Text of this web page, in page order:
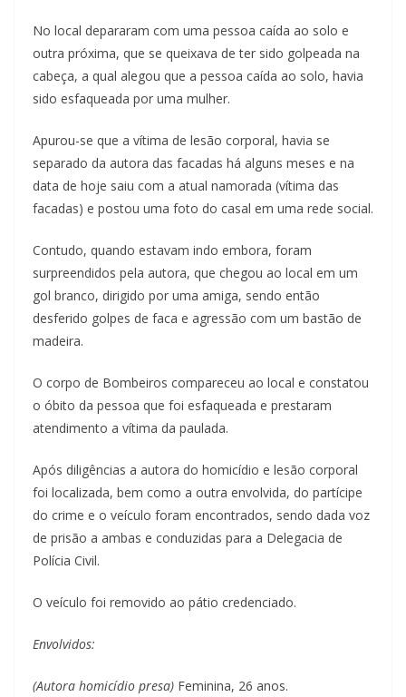
No local depararam com uma pessoa caída ao solo e
outra próxima, que se queixava de ter sido golpeada na
cabeça, a qual alegou que a pessoa caída ao solo, havia
sido esfaqueada por uma mulher.
Apurou-se que a vítima de lesão corporal, havia se
separado da autora das facadas há alguns meses e na
data de hoje saiu com a atual namorada (vítima das
facadas) e postou uma foto do casal em uma rede social.
Contudo, quando estavam indo embora, foram
surpreendidos pela autora, que chegou ao local em um
gol branco, dirigido por uma amiga, sendo então
desferido golpes de faca e agressão com um bastão de
madeira.
O corpo de Bombeiros compareceu ao local e constatou
o óbito da pessoa que foi esfaqueada e prestaram
atendimento a vítima da paulada.
Após diligências a autora do homicídio e lesão corporal
foi localizada, bem como a outra envolvida, do partícipe
do crime e o veículo foram encontrados, sendo dada voz
de prisão a ambas e conduzidas para a Delegacia de
Polícia Civil.
O veículo foi removido ao pátio credenciado.
Envolvidos:
(Autora homicídio presa) Feminina, 26 anos.